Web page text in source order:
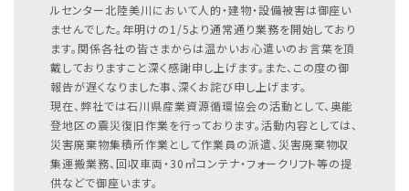
ルセンター北陸美川において人的・建物・設備被害は御座い
ませんでした。年明けの1/5より通常通り業務を開始しており
ます。関係各社の皆さまからは温かいお心遣いのお言葉を頂
戴しておりますこと深く感謝申し上げます。また、この度の御
報告が遅くなりました事、深くお詫び申し上げます。
現在、弊社では石川県産業資源循環協会の活動として、奥能
登地区の震災復旧作業を行っております。活動内容としては、
災害廃棄物集積所作業として作業員の派遣、災害廃棄物収
集運搬業務、回収車両・30㎥コンテナ・フォークリフト等の提
供などで御座います。